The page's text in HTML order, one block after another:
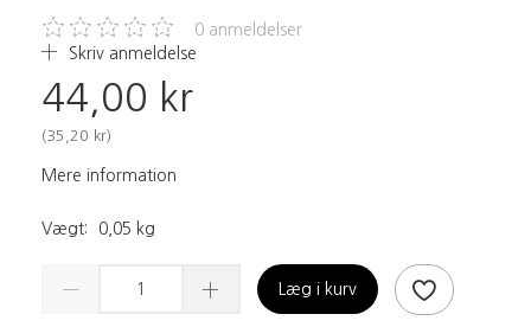
0 anmeldelser
Skriv anmeldelse
44,00 kr
(35,20 kr)
Mere information
Vægt: 0,05 kg
Læg i kurv